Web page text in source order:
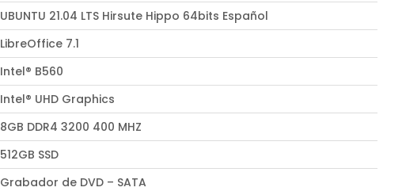
UBUNTU 21.04 LTS Hirsute Hippo 64bits Español
LibreOffice 7.1
Intel® B560
Intel® UHD Graphics
8GB DDR4 3200 400 MHZ
512GB SSD
Grabador de DVD – SATA